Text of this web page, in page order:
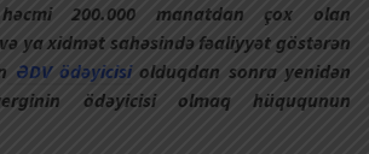
həcmi 200.000 manatdan çox olan
ya xidmət sahəsində fəaliyyət göstərən
ƏDV ödəyicisi olduqdan sonra yenidən
ödəyicisi olmaq hüququnun